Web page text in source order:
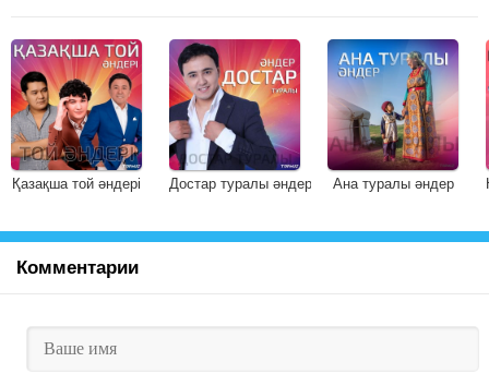
Қазақша той әндері Достар туралы әндер Ана туралы әндер
Комментарии